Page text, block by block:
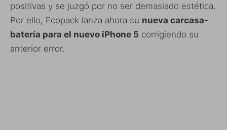
positivas y se juzgó por no ser demasiado estética.
Por ello, Ecopack lanza ahora su nueva carcasa-
batería para el nuevo iPhone 5 corrigiendo su
anterior error.